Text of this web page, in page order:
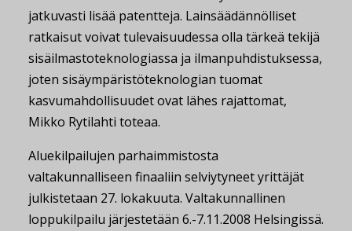
jatkuvasti lisää patentteja. Lainsäädännölliset
ratkaisut voivat tulevaisuudessa olla tärkeä tekijä
sisäilmastoteknologiassa ja ilmanpuhdistuksessa,
joten sisäympäristöteknologian tuomat
kasvumahdollisuudet ovat lähes rajattomat,
Mikko Rytilahti toteaa.
Aluekilpailujen parhaimmistosta
valtakunnalliseen finaaliin selviytyneet yrittäjät
julkistetaan 27. lokakuuta. Valtakunnallinen
loppukilpailu järjestetään 6.-7.11.2008 Helsingissä.